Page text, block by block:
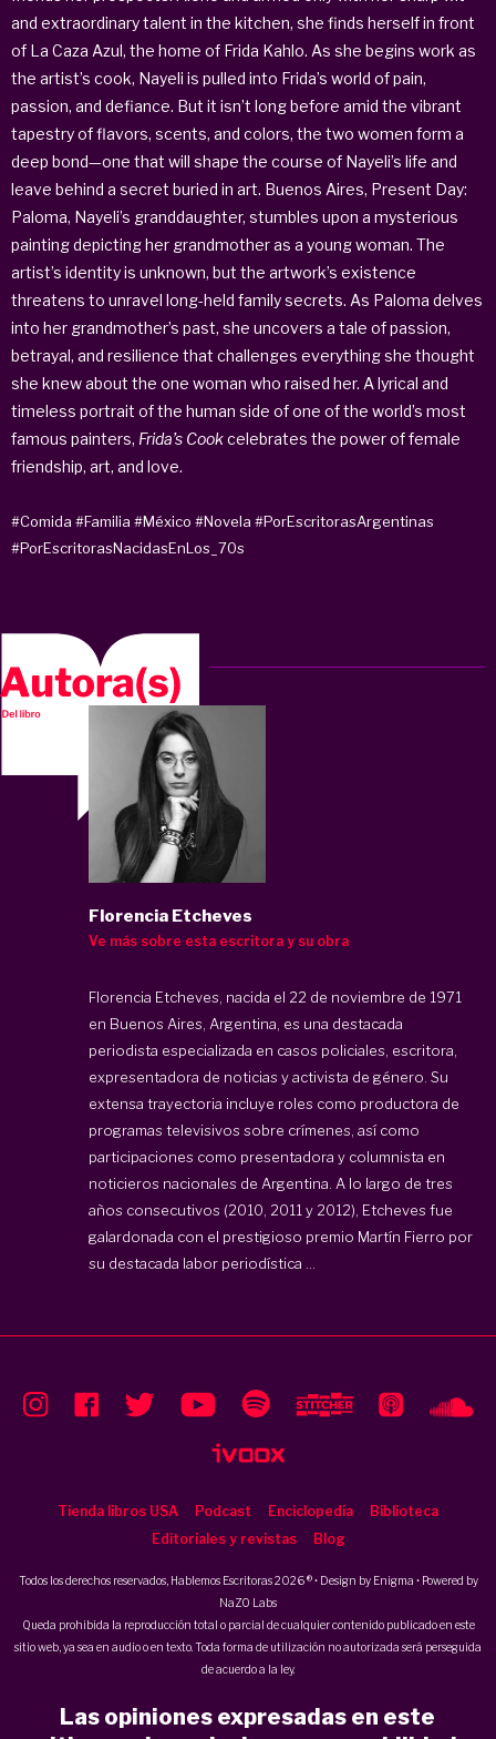
and extraordinary talent in the kitchen, she finds herself in front
of La Caza Azul, the home of Frida Kahlo. As she begins work as
the artist’s cook, Nayeli is pulled into Frida’s world of pain,
passion, and defiance. But it isn’t long before amid the vibrant
tapestry of flavors, scents, and colors, the two women form a
deep bond—one that will shape the course of Nayeli’s life and
leave behind a secret buried in art. Buenos Aires, Present Day:
Paloma, Nayeli’s granddaughter, stumbles upon a mysterious
painting depicting her grandmother as a young woman. The
artist’s identity is unknown, but the artwork’s existence
threatens to unravel long-held family secrets. As Paloma delves
into her grandmother’s past, she uncovers a tale of passion,
betrayal, and resilience that challenges everything she thought
she knew about the one woman who raised her. A lyrical and
timeless portrait of the human side of one of the world’s most
famous painters, Frida’s Cookcelebrates the power of female
friendship, art, and love.
#Comida #Familia #México #Novela #PorEscritorasArgentinas
#PorEscritorasNacidasEnLos_70s
Florencia Etcheves
Ve más sobre esta escritora y su obra
Florencia Etcheves, nacida el 22 de noviembre de 1971
en Buenos Aires, Argentina, es una destacada
periodista especializada en casos policiales, escritora,
expresentadora de noticias y activista de género. Su
extensa trayectoria incluye roles como productora de
programas televisivos sobre crímenes, así como
participaciones como presentadora y columnista en
noticieros nacionales de Argentina. A lo largo de tres
años consecutivos (2010, 2011 y 2012), Etcheves fue
galardonada con el prestigioso premio Martín Fierro por
su destacada labor periodística ...
Tienda libros USA Podcast Enciclopedia
Biblioteca
Editoriales y revistas
Blog
Todos los derechos reservados, Hablemos Escritoras 2026 ® • Design by Enigma • Powered by
NaZO Labs
Queda prohibida la reproducción total o parcial de cualquier contenido publicado en este
sitio web, ya sea en audio o en texto. Toda forma de utilización no autorizada será perseguida
de acuerdo a la ley.
Las opiniones expresadas en este